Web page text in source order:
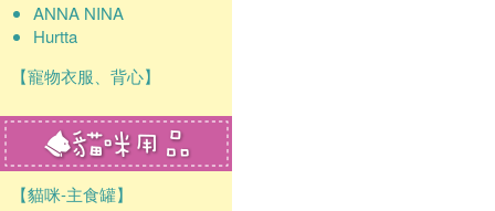
ANNA NINA
Hurtta
【寵物衣服、背心】
【貓咪-主食罐】